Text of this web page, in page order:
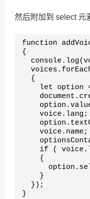
然后附加到 select 元
function
{
{
let option
option.value
voice.lang;
voice.name;
if (
{
}
});
}